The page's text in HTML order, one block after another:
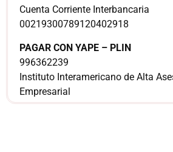
Cuenta Corriente Interbancaria
00219300789120402918
PAGAR CON YAPE – PLIN
996362239
Instituto Interamericano de Alta
Empresarial